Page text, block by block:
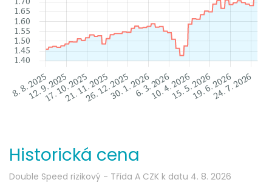
Historická cena
Double Speed rizikový - Třída A CZK k datu 4. 8. 2026